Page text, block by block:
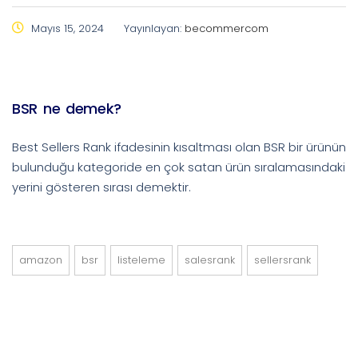
Mayıs 15, 2024 Yayınlayan: becommercom
BSR ne demek?
Best Sellers Rank ifadesinin kısaltması olan BSR bir ürünün
bulunduğu kategoride en çok satan ürün sıralamasındaki
yerini gösteren sırası demektir.
amazon bsr listeleme salesrank sellersrank